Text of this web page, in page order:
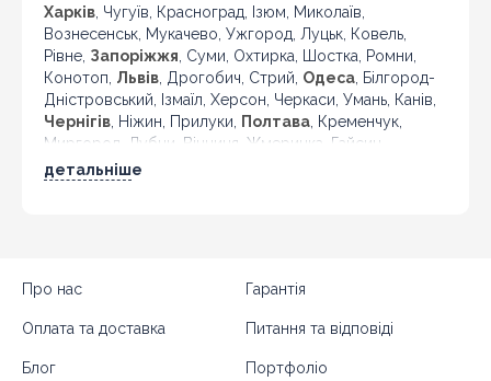
Харків , Чугуїв, Красноград, Ізюм, Миколаїв,
Вознесенськ, Мукачево, Ужгород, Луцьк, Ковель,
Рівне, Запоріжжя , Суми, Охтирка, Шостка, Ромни,
Конотоп, Львів , Дрогобич, Стрий, Одеса , Білгород-
Дністровський, Ізмаїл, Херсон, Черкаси, Умань, Канів,
Чернігів , Ніжин, Прилуки, Полтава , Кременчук,
Миргород, Лубни, Вінниця, Жмеринка, Гайсин,
Бердичів, Житомир, Новоград-Волинський,
Коростень,
детальніше
Про нас Гарантія
Оплата та доставка Питання та відповіді
Блог Портфоліо